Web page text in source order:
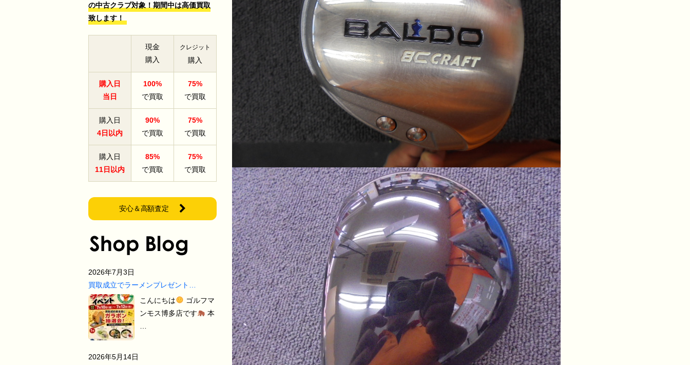
の中古クラブ対象！期間中は高価買取
致します！
現金
購入
クレジット
購入
購入日
当日
100%
で買取
75%
で買取
購入日
4日以内
90%
で買取
75%
で買取
購入日
11日以内
85%
で買取
75%
で買取
安心＆高額査定
2026年7月3日
買取成立でラーメンプレゼント…
こんにちは
ゴルフマ
ンモス博多店です
本
2026年5月14日